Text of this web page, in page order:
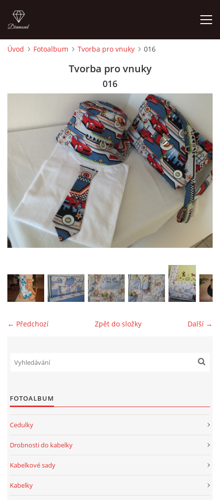
MOJE POSLEDNÍ PRÁCE
Úvod Fotoalbum Tvorba pro vnuky 016
Tvorba pro vnuky
016
← Předchozí Další →
Zpět do složky
FOTOALBUM
Cedulky
Drobnosti do kabelky
Kabelkové sady
Kabelky